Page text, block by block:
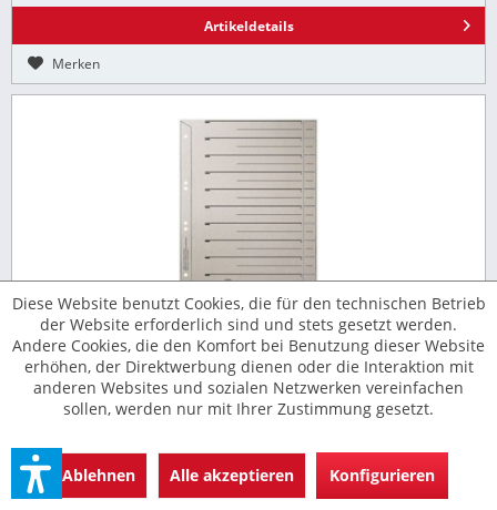
Artikeldetails
Merken
Trennblatt A4 grau 200g Leitz 240 x 300mm Karton Lochung
hinterklebt
mit Linienaufdruck zur einfachen Beschriftung
Inhalt 100
ab9,96 € *
Diese Website benutzt Cookies, die für den technischen Betrieb
der Website erforderlich sind und stets gesetzt werden.
Andere Cookies, die den Komfort bei Benutzung dieser Website
erhöhen, der Direktwerbung dienen oder die Interaktion mit
anderen Websites und sozialen Netzwerken vereinfachen
sollen, werden nur mit Ihrer Zustimmung gesetzt.
Ablehnen Alle akzeptieren Konfigurieren